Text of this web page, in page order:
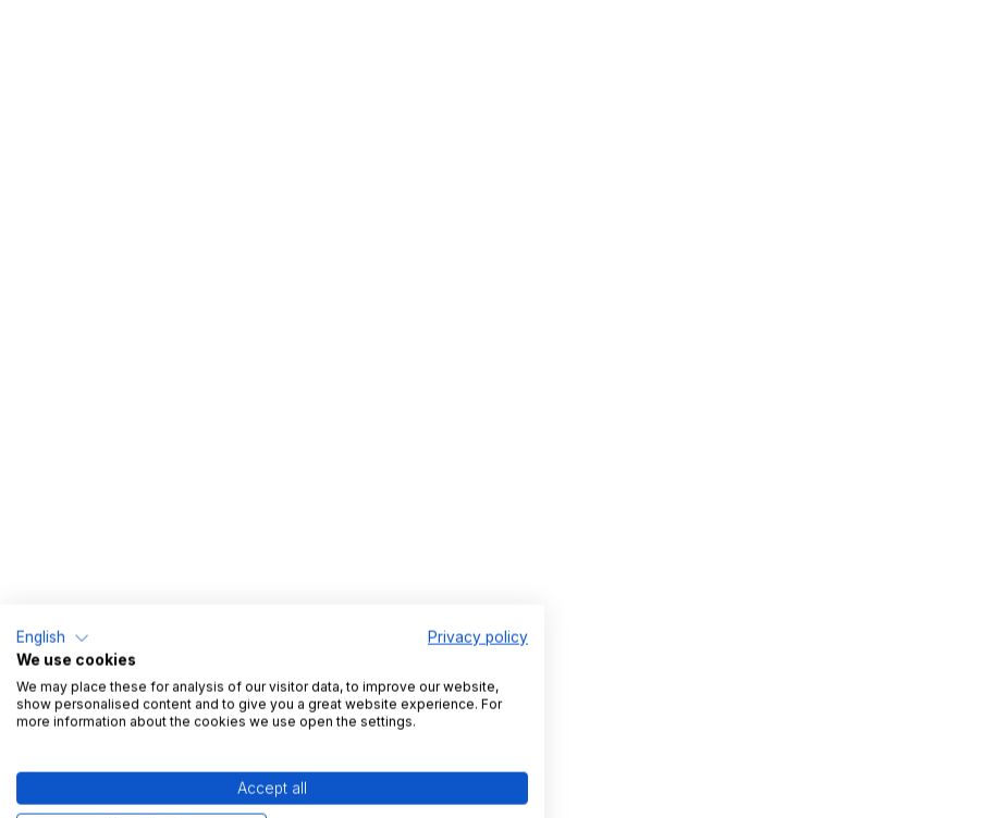
English
Privacy policy
We use cookies
We may place these for analysis of our visitor data, to improve our website,
show personalised content and to give you a great website experience. For
more information about the cookies we use open the settings.
Accept all